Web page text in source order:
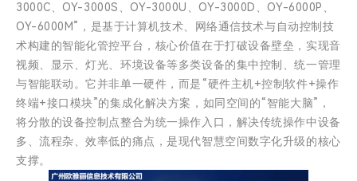
3000C、OY-3000S、OY-3000U、OY-3000D、OY-6000P、
OY-6000M”，是基于计算机技术、网络通信技术与自动控制技
术构建的智能化管控平台，核心价值在于打破设备壁垒，实现音
视频、显示、灯光、环境设备等多类设备的集中控制、统一管理
与智能联动。它并非单一硬件，而是“硬件主机+控制软件+操作
终端+接口模块”的集成化解决方案，如同空间的“智能大脑”，
将分散的设备控制点整合为统一操作入口，解决传统操作中设备
多、流程杂、效率低的痛点，是现代智慧空间数字化升级的核心
支撑。